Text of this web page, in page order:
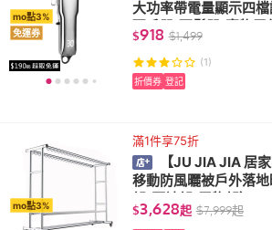
mo點3%
免運券
大功率帶電量顯示四
理毛器/理髮器/寵物電
$918 $1,499
(1)
折價券 登記
mo點3%
滿1件享75折
【JU JIA JIA 居
移動防風曬被戶外落
$3,628起 $7,999起